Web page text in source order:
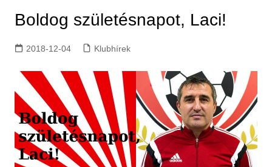
Boldog születésnapot, Laci!
2018-12-04 Klubhírek